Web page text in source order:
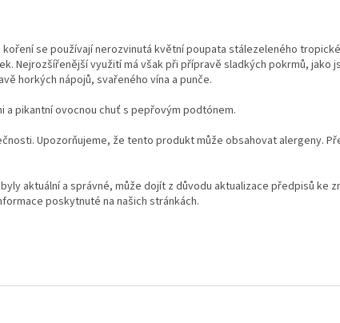
se používají nerozvinutá květní poupata stálezeleného
Nejrozšířenější využití má však při přípravě sladkých pokrmů, jako
horkých nápojů, svařeného vína a punče.
a pikantní ovocnou chuť s pepřovým podtónem.
Upozorňujeme, že tento produkt může obsahovat alergeny.
aktuální a správné, může dojít z důvodu aktualizace předpisů ke
poskytnuté na našich stránkách.